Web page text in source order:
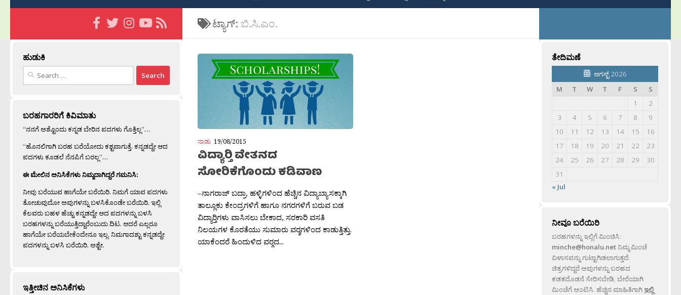
ಟ್ಯಾಗ್: ಬಿ.ಸಿ.ಎಂ.
ನಾಡು 19/08/2015
ವಿದ್ಯಾರ‍್ತಿ ವೇತನದ
ಸೋರಿಕೆಗೊಂದು ಕಡಿವಾಣ
–ನಾಗರಾಜ್ ಬದ್ರಾ. ಹಳ್ಳಿಗಳಿಂದ ಹೆಚ್ಚಿನ ವಿದ್ಯಾಬ್ಯಾಸಕ್ಕಾಗಿ
ತಾಲ್ಲೂಕು ಕೇಂದ್ರಗಳಿಗೆ ಹಾಗೂ ನಗರಗಳಿಗೆ ಬರುವ ಬಡ
ವಿದ್ಯಾರ‍್ತಿಗಳು ವಾಸಿಸಲು ಬೇಕಾದ, ಸರಕಾರಿ ವಸತಿ
ನಿಲಯಗಳ ಕೊರತೆಯು ಸುಮಾರು ವರ‍್ಶಗಳಿಂದ ಕಾಡುತ್ತಿತ್ತು.
ಯಾಕೆಂದರೆ ಹಿಂದುಳಿದ ವರ‍್ಗದ...
ಹುಡುಕಿ
Search
ಬರಹಗಾರರಿಗೆ ಕಿವಿಮಾತು
“ನನಗೆ ಅಶ್ಟೊಂದು ಕನ್ನಡ ಬೇರಿನ ಪದಗಳು ಗೊತ್ತಿಲ್ಲ”…
“ಹೊನಲಿಗಾಗಿ ಬರಹ ಬರೆಯೋದು ಕಶ್ಟವಾಗುತ್ತೆ. ಕನ್ನಡದ್ದೇ ಆದ
ಪದಗಳು ಕೂಡಲೆ ನೆನಪಿಗೆ ಬರಲ್ಲ”…
ಈ ಮೇಲಿನ ಅನಿಸಿಕೆಗಳು ನಿಮ್ಮದಾಗಿದ್ದರೆ ಗಮನಿಸಿ:
ನೀವು ಬರೆಯುವ ಹಾಗೆಯೇ ಬರೆಯಿರಿ. ನಿಮಗೆ ಯಾವ ಪದಗಳು
ತೋಚುವುದೋ ಅವುಗಳನ್ನು ಬಳಸಿಕೊಂಡೇ ಬರೆಯಿರಿ. ಇಲ್ಲಿ
ಕೆಲವರು ಬಹಳ ಹೆಚ್ಚು ಕನ್ನಡದ್ದೇ ಆದ ಪದಗಳನ್ನು ಬಳಸಿ
ಬರಹಗಳನ್ನು ಬರೆಯುತ್ತಿದ್ದಾರೆಂಬುದು ದಿಟ. ಆದರೆ ಎಲ್ಲರೂ
ಹಾಗೆಯೇ ಬರೆಯಬೇಕೆಂದೇನೂ ಇಲ್ಲ. ನಿಮಗಾದಶ್ಟು ಕನ್ನಡದ್ದೇ
ಪದಗಳನ್ನು ಬಳಸಿ ಬರೆಯಿರಿ, ಅಶ್ಟೇ.
ಇತ್ತೀಚಿನ ಅನಿಸಿಕೆಗಳು
ತೇದಿಮಣೆ
ಆಗಸ್ಟ್ 2026
M
T W T F S
S
1
2
3
4 5 6 7 8
9
10
11 12 13 14 15
16
17
18 19 20 21 22
23
24
25 26 27 28 29
30
31
« Jul
ನೀವೂ ಬರೆಯಿರಿ
ಬರಹಗಳನ್ನು ಇಲ್ಲಿಗೆ ಮಿಂಚಿಸಿ:
minche@honalu.netನಿಮ್ಮ ಮಿಂಚೆ
ವಿಳಾಸವನ್ನು ಗುಟ್ಟಾಗಿಡಲಾಗುತ್ತದೆ.
ಚಿತ್ರಗಳಿದ್ದರೆ ಅವುಗಳನ್ನು ಬರಹದ
ಕಡತದೊಡನೆ ಸೇರಿಸಬೇಡಿ, ಬೇರೆಯಾಗಿ
ಮಿಂಚೆಗೆ ಅಂಟಿಸಿ. ಹೆಚ್ಚಿನ ಮಾಹಿತಿಗಾಗಿಇಲ್ಲಿ